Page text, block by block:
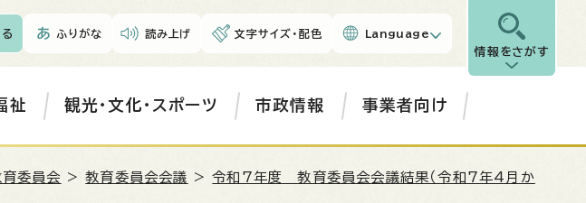
ふりがな 読み上げ 文字サイズ・配色 Language
情報をさがす
祉 観光・文化・スポーツ 市政情報 事業者向け
育委員会 >教育委員会会議 >令和7年度 教育委員会会議結果（令和7年4月か